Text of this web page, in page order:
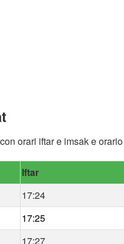
con orari iftar e imsak e orario
Iftar
17:24
17:25
17:27